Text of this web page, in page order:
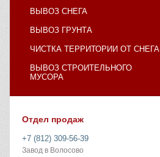
ВЫВОЗ СНЕГА
ВЫВОЗ ГРУНТА
ЧИСТКА ТЕРРИТОРИИ ОТ СНЕГА
ВЫВОЗ СТРОИТЕЛЬНОГО
МУСОРА
Отдел продаж
+7 (812) 309-56-39
Завод в Волосово